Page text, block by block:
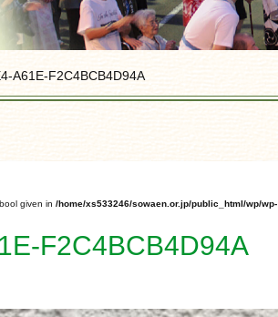
A61E-F2C4BCB4D94A
given in /home/xs533246/sowaen.or.jp/public_html/wp/wp-
F2C4BCB4D94A